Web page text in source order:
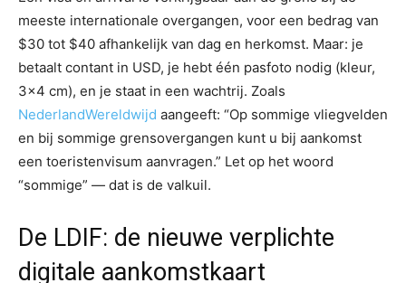
meeste internationale overgangen, voor een bedrag van
$30 tot $40 afhankelijk van dag en herkomst. Maar: je
betaalt contant in USD, je hebt één pasfoto nodig (kleur,
3×4 cm), en je staat in een wachtrij. Zoals
NederlandWereldwijd aangeeft: “Op sommige vliegvelden
en bij sommige grensovergangen kunt u bij aankomst
een toeristenvisum aanvragen.” Let op het woord
“sommige” — dat is de valkuil.
De LDIF: de nieuwe verplichte
digitale aankomstkaart